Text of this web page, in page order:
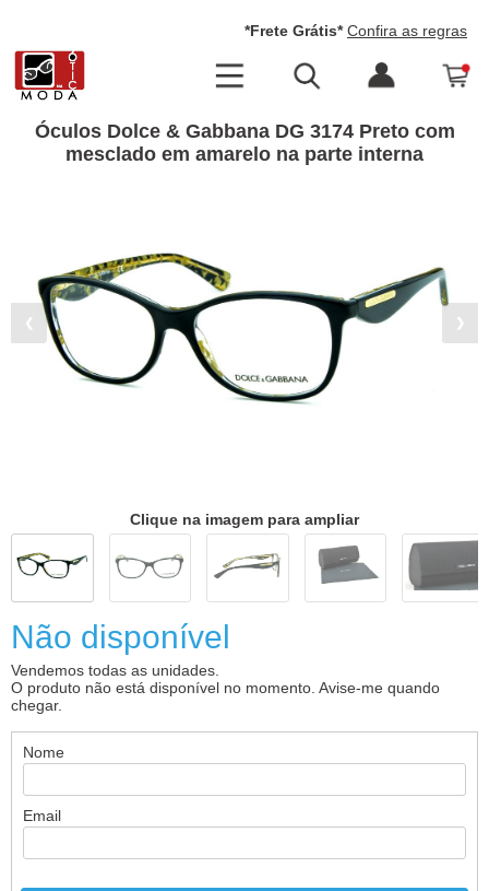
*Frete Grátis* Confira as regras
Óculos Dolce & Gabbana DG 3174 Preto com
mesclado em amarelo na parte interna
❮ ❯
Clique na imagem para ampliar
Não disponível
Vendemos todas as unidades.
O produto não está disponível no momento. Avise-me quando
chegar.
Nome
Email